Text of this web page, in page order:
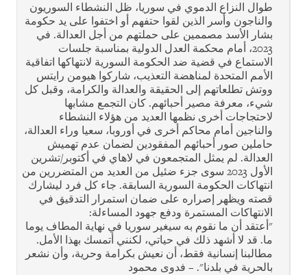
طوال النزاع الدموي في سوريا، ظل النشطاء السوريون
والناجون وأسر الذين لقوا حتفهم أو اختفوا على يد حكومة
بشار الأسد مصممين على حملتهم من أجل العدالة. في
2023، أمام محكمة العدل الدولية بمناسبة جلسات
الاستماع في قضية ضد الحكومة السورية لانتهاكها اتفاقية
الأمم المتحدة لمناهضة التعذيب، شاركوا هيومن رايتس
ووتش تطلعاتهم إلى الحقيقة والعدالة والكرامة، وقبل كل
شيء، معرفة مصير أحبائهم. كان التجمع مشابها
لاحتجاجات أخرى نظمها العديد من هؤلاء النشطاء
والناجين أمام محاكم أخرى في أوروبا، سعيا وراء العدالة،
حاملين صور أحبائهم المفقودين لضمان عدم تهميش
العدالة. لم يمثل المتجمعون في لاهاي في أكتوبر/تشرين
الأول 2023 سوى جزء ضئيل من العديد من المتضررين من
انتهاكات الحكومة السورية السابقة. جاء كل فرد ليشارك
قصته ويظهر إصراره على ضمان استمرار التدقيق في
الانتهاكات المستمرة ودفع جهود المساءلة:
"أعتقد أن ما نقوم به سيغير سوريا في نهاية المطاف يوما
ما. قد لا أشهد ذلك في حياتي، لكنني أتمسك بهذا الأمل.
مطالبنا إنسانية فقط، أن نعيش بكرامة وحرية، وأن نشعر
بالحرية في بلدنا". – فدوى محمود